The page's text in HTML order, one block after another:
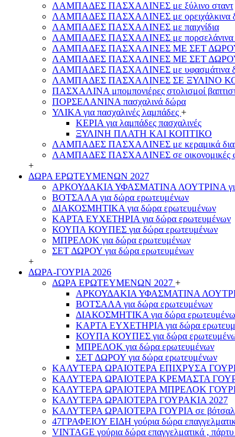
ΛΑΜΠΑΔΕΣ ΠΑΣΧΑΛΙΝΕΣ με ξύλινο σταντ
ΛΑΜΠΑΔΕΣ ΠΑΣΧΑΛΙΝΕΣ με ορειχάλκινα
ΛΑΜΠΑΔΕΣ ΠΑΣΧΑΛΙΝΕΣ με παιχνίδια
ΛΑΜΠΑΔΕΣ ΠΑΣΧΑΛΙΝΕΣ με πορσελάνινα
ΛΑΜΠΑΔΕΣ ΠΑΣΧΑΛΙΝΕΣ ΜΕ ΣΕΤ
ΛΑΜΠΑΔΕΣ ΠΑΣΧΑΛΙΝΕΣ ΜΕ ΣΕΤ
ΛΑΜΠΑΔΕΣ ΠΑΣΧΑΛΙΝΕΣ με υφασμάτινα
ΛΑΜΠΑΔΕΣ ΠΑΣΧΑΛΙΝΕΣ ΣΕ ΞΥΛΙΝΟ
ΠΑΣΧΑΛΙΝΑ μπομπονιέρες στολισμοί
ΠΟΡΣΕΛΑΝΙΝΑ πασχαλινά δώρα
ΥΛΙΚΑ για πασχαλινές λαμπάδες +
ΚΕΡΙΑ για λαμπάδες πασχαλινές
ΞΥΛΙΝΗ ΠΛΑΤΗ ΚΑΙ ΚΟΠΤΙΚΟ
ΛΑΜΠΑΔΕΣ ΠΑΣΧΑΛΙΝΕΣ με κεραμικά
ΛΑΜΠΑΔΕΣ ΠΑΣΧΑΛΙΝΕΣ σε οικονομικές
+
ΔΩΡΑ ΕΡΩΤΕΥΜΕΝΩΝ 2027
ΑΡΚΟΥΔΑΚΙΑ ΥΦΑΣΜΑΤΙΝΑ ΛΟΥΤΡΙΝΑ για
ΒΟΤΣΑΛΑ για δώρα ερωτευμένων
ΔΙΑΚΟΣΜΗΤΙΚΑ για δώρα ερωτευμένων
ΚΑΡΤΑ ΕΥΧΕΤΗΡΙΑ για δώρα ερωτευμένων
ΚΟΥΠΑ ΚΟΥΠΕΣ για δώρα ερωτευμένων
ΜΠΡΕΛΟΚ για δώρα ερωτευμένων
ΣΕΤ ΔΩΡΟΥ για δώρα ερωτευμένων
+
ΔΩΡΑ-ΓΟΥΡΙΑ 2026
ΔΩΡΑ ΕΡΩΤΕΥΜΕΝΩΝ 2027 +
ΑΡΚΟΥΔΑΚΙΑ ΥΦΑΣΜΑΤΙΝΑ
ΒΟΤΣΑΛΑ για δώρα ερωτευμένων
ΔΙΑΚΟΣΜΗΤΙΚΑ για δώρα
ΚΑΡΤΑ ΕΥΧΕΤΗΡΙΑ για δώρα
ΚΟΥΠΑ ΚΟΥΠΕΣ για δώρα
ΜΠΡΕΛΟΚ για δώρα ερωτευμένων
ΣΕΤ ΔΩΡΟΥ για δώρα ερωτευμένων
ΚΑΛΥΤΕΡΑ ΩΡΑΙΟΤΕΡΑ ΕΠΙΧΡΥΣΑ
ΚΑΛΥΤΕΡΑ ΩΡΑΙΟΤΕΡΑ ΚΡΕΜΑΣΤΑ
ΚΑΛΥΤΕΡΑ ΩΡΑΙΟΤΕΡΑ ΜΠΡΕΛΟΚ
ΚΑΛΥΤΕΡΑ ΩΡΑΙΟΤΕΡΑ ΓΟΥΡΑΚΙΑ 2027
ΚΑΛΥΤΕΡΑ ΩΡΑΙΟΤΕΡΑ ΓΟΥΡΙΑ σε
47ΓΡΑΦΕΙΟΥ ΕΙΔΗ γούρια δώρα
VINTAGE γούρια δώρα επαγγελματικά ,